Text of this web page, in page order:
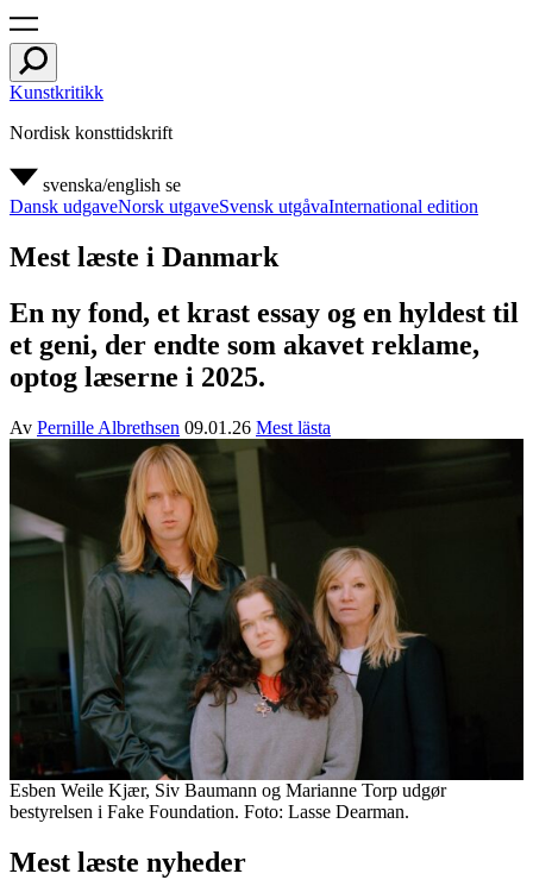
Kunstkritikk
Nordisk konsttidskrift
svenska/english se
Dansk udgaveNorsk utgaveSvensk utgåvaInternational edition
Mest læste i Danmark
En ny fond, et krast essay og en hyldest til
et geni, der endte som akavet reklame,
optog læserne i 2025.
Av Pernille Albrethsen 09.01.26 Mest lästa
Esben Weile Kjær, Siv Baumann og Marianne Torp udgør
bestyrelsen i Fake Foundation. Foto: Lasse Dearman.
Mest læste nyheder